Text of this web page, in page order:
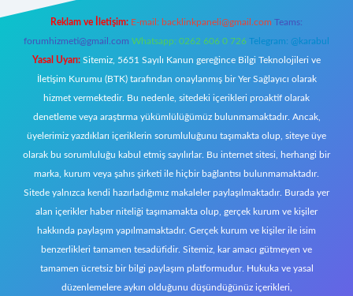
Reklam ve İletişim: E-mail: backlinkpaneli@gmail.com Teams:
forumhizmeti@gmail.com Whatsapp: 0262 606 0 726 Telegram: @karabul
Yasal Uyarı: Sitemiz, 5651 Sayılı Kanun gereğince Bilgi Teknolojileri ve
İletişim Kurumu (BTK) tarafından onaylanmış bir Yer Sağlayıcı olarak
hizmet vermektedir. Bu nedenle, sitedeki içerikleri proaktif olarak
denetleme veya araştırma yükümlülüğümüz bulunmamaktadır. Ancak,
üyelerimiz yazdıkları içeriklerin sorumluluğunu taşımakta olup, siteye üye
olarak bu sorumluluğu kabul etmiş sayılırlar. Bu internet sitesi, herhangi bir
marka, kurum veya şahıs şirketi ile hiçbir bağlantısı bulunmamaktadır.
Sitede yalnızca kendi hazırladığımız makaleler paylaşılmaktadır. Burada yer
alan içerikler haber niteliği taşımamakta olup, gerçek kurum ve kişiler
hakkında paylaşım yapılmamaktadır. Gerçek kurum ve kişiler ile isim
benzerlikleri tamamen tesadüfidir. Sitemiz, kar amacı gütmeyen ve
tamamen ücretsiz bir bilgi paylaşım platformudur. Hukuka ve yasal
düzenlemelere aykırı olduğunu düşündüğünüz içerikleri,